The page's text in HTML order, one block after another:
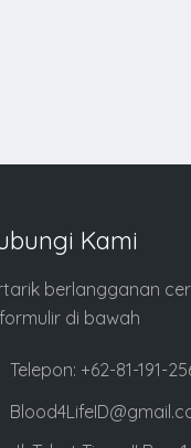
Kami
berlangganan
di bawah
Telepon: +62-81-191-